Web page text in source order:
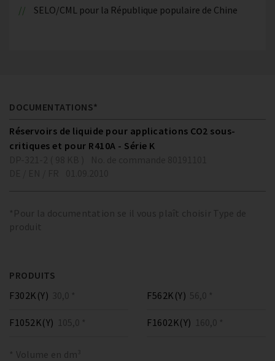
SELO/CML pour la République populaire de Chine
DOCUMENTATIONS*
Réservoirs de liquide pour applications CO2 sous-
critiques et pour R410A - Série K
*Pour la documentation se il vous plaît choisir Type de
produit
PRODUITS
F302K(Y) 30,0 * F562K(Y) 56,0 *
F1052K(Y) 105,0 * F1602K(Y) 160,0 *
* Volume en dm³